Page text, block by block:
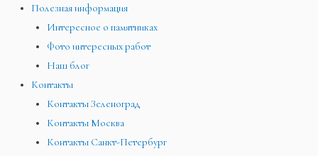
Полезная информация
Интересное о памятниках
Фото интересных работ
Наш блог
Контакты
Контакты Зеленоград
Контакты Москва
Контакты Санкт-Петербург